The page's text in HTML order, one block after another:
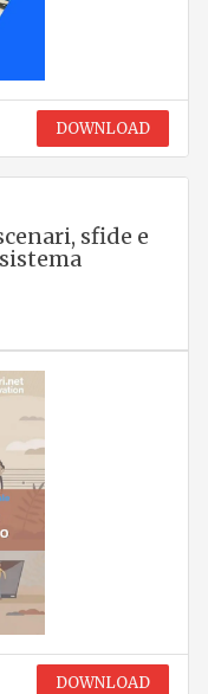
DOWNLOAD
sfide e
DOWNLOAD